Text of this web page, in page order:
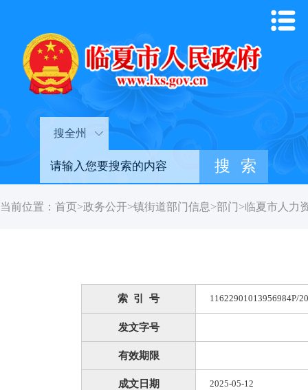
搜全州
当前位置： 首页>政务公开>镇街道部门信息>部门>临夏市人力
索 引 号 11622901013956984P/
发文字号
有效期限
成文日期 2025-05-12